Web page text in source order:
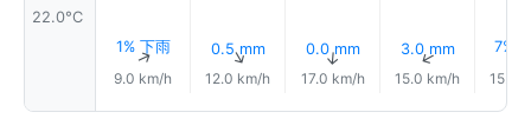
22.0°C
1% 下雨
↑
9.0 km/h
0.5 mm
↑
12.0 km/h
0.0 mm
↑
17.0 km/h
3.0 mm
↑
15.0 km/h
7%
15.0